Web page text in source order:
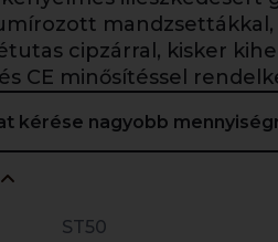
mandzsettákkal,
cipzárral, kisker
CE minősítéssel
kérése nagyobb
ST50